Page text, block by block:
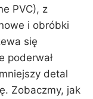
PVC), z
i obróbki
się
poderwał
detal
Zobaczmy, jak